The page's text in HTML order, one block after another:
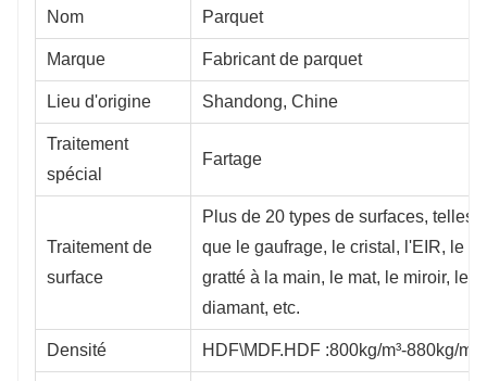
Nom Parquet
Marque Fabricant de parquet
Lieu d'origine Shandong, Chine
Traitement
spécial
Fartage
Traitement de
surface
Plus de 20 types de surfaces, telles
que le gaufrage, le cristal, l'EIR, le
gratté à la main, le mat, le miroir, le
diamant, etc.
Densité HDF\MDF.HDF :800kg/m³-880kg/m³